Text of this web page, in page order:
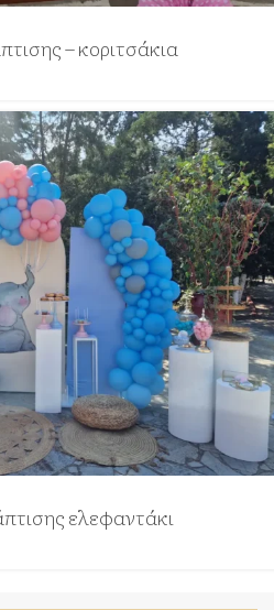
– κοριτσάκια
ελεφαντάκι